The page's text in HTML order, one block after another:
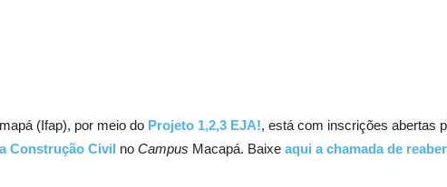
(Ifap), por meio do Projeto 1,2,3 EJA!, está com inscrições abertas
Construção Civil no Campus Macapá. Baixe aqui a chamada de